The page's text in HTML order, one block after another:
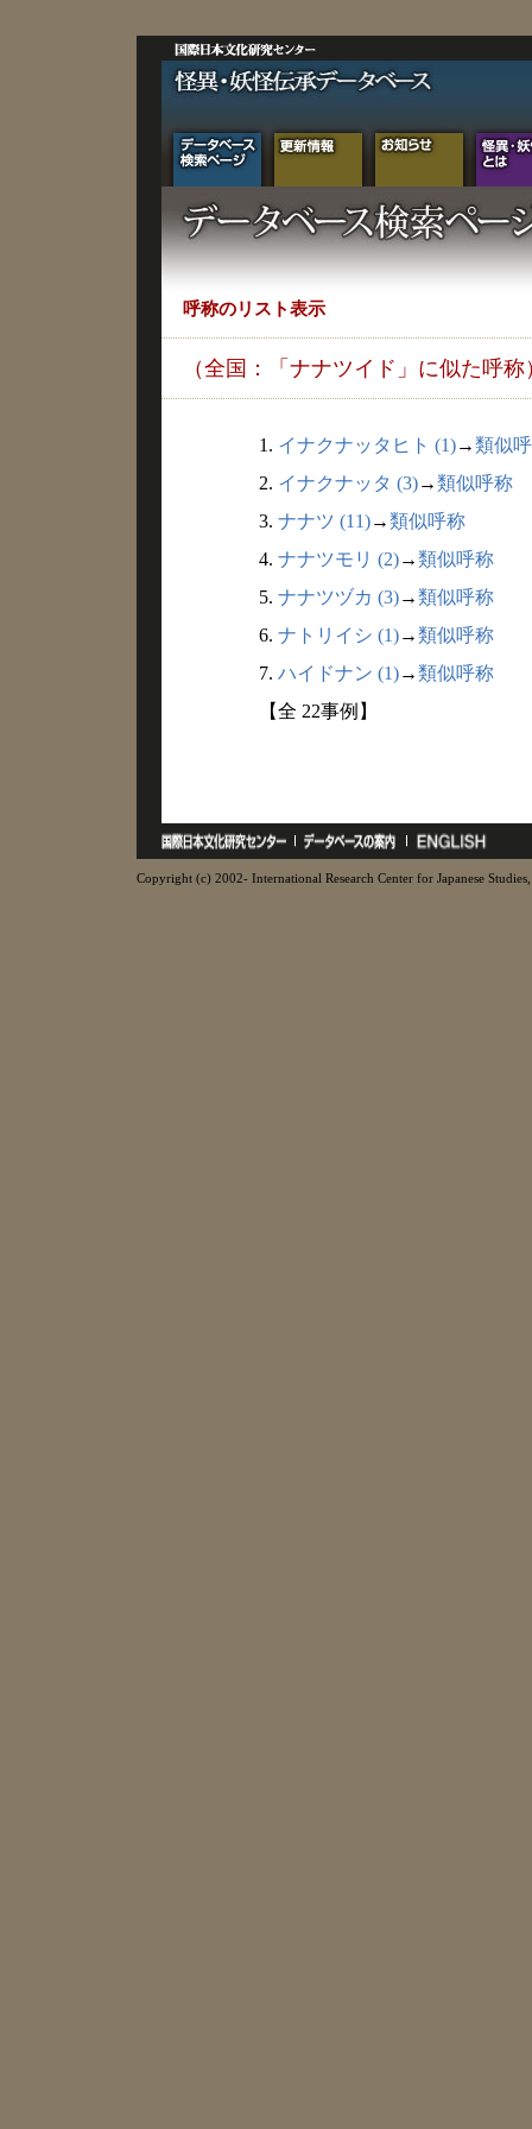
呼称のリスト表示
（全国：「ナナツイド」に似た呼称
1. イナクナッタヒト (1)→類似
2. イナクナッタ (3)→類似呼称
3. ナナツ (11)→類似呼称
4. ナナツモリ (2)→類似呼称
5. ナナツヅカ (3)→類似呼称
6. ナトリイシ (1)→類似呼称
7. ハイドナン (1)→類似呼称
【全 22事例】
Copyright (c) 2002- International Research Center for Japanese